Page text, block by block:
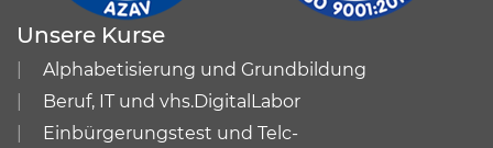
Unsere Kurse
Alphabetisierung und Grundbildung
Beruf, IT und vhs.DigitalLabor
Einbürgerungstest und Telc-